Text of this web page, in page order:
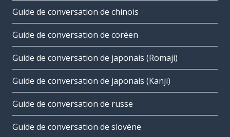
Guide de conversation de chinois
Guide de conversation de coréen
Guide de conversation de japonais (Romaji)
Guide de conversation de japonais (Kanji)
Guide de conversation de russe
Guide de conversation de slovène